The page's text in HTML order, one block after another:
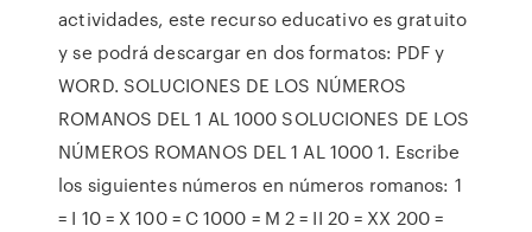
actividades, este recurso educativo es gratuito
y se podrá descargar en dos formatos: PDF y
WORD. SOLUCIONES DE LOS NÚMEROS
ROMANOS DEL 1 AL 1000 SOLUCIONES DE LOS
NÚMEROS ROMANOS DEL 1 AL 1000 1. Escribe
los siguientes números en números romanos: 1
= I 10 = X 100 = C 1000 = M 2 = II 20 = XX 200 =